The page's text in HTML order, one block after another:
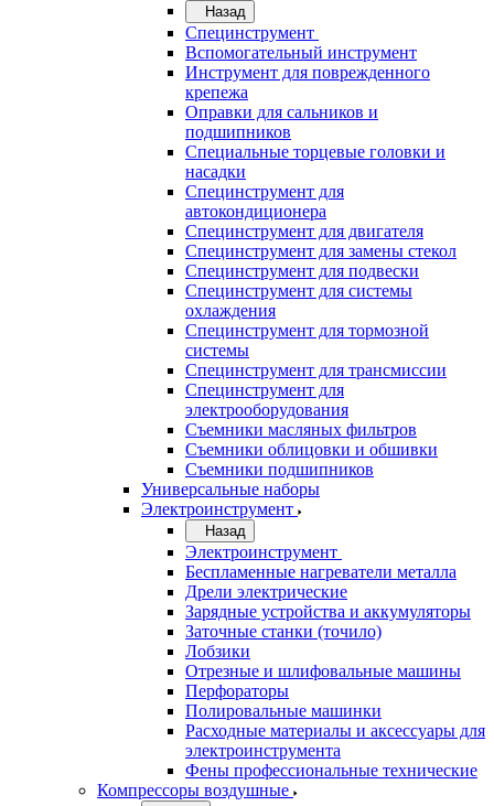
Назад
Специнструмент
Вспомогательный инструмент
Инструмент для поврежденного
крепежа
Оправки для сальников и
подшипников
Специальные торцевые головки и
насадки
Специнструмент для
автокондиционера
Специнструмент для двигателя
Специнструмент для замены стекол
Специнструмент для подвески
Специнструмент для системы
охлаждения
Специнструмент для тормозной
системы
Специнструмент для трансмиссии
Специнструмент для
электрооборудования
Съемники масляных фильтров
Съемники облицовки и обшивки
Съемники подшипников
Универсальные наборы
Электроинструмент
Назад
Электроинструмент
Беспламенные нагреватели металла
Дрели электрические
Зарядные устройства и аккумуляторы
Заточные станки (точило)
Лобзики
Отрезные и шлифовальные машины
Перфораторы
Полировальные машинки
Расходные материалы и аксессуары для
электроинструмента
Фены профессиональные технические
Компрессоры воздушные